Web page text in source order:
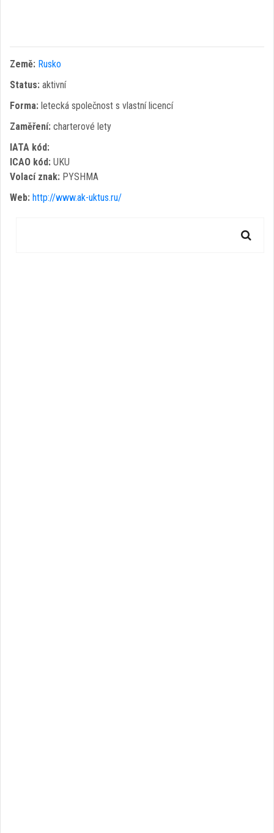
Země: Rusko
Status: aktivní
Forma: letecká společnost s vlastní licencí
Zaměření: charterové lety
IATA kód:
ICAO kód: UKU
Volací znak: PYSHMA
Web: http://www.ak-uktus.ru/